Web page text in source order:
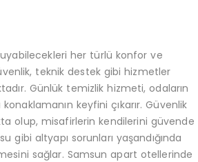
her türlü konfor ve
teknik destek gibi hizmetler
Günlük temizlik hizmeti, odaların
keyfini çıkarır. Güvenlik
olup, misafirlerin kendilerini güvende
altyapı sorunları yaşandığında
sağlar. Samsun apart otellerinde